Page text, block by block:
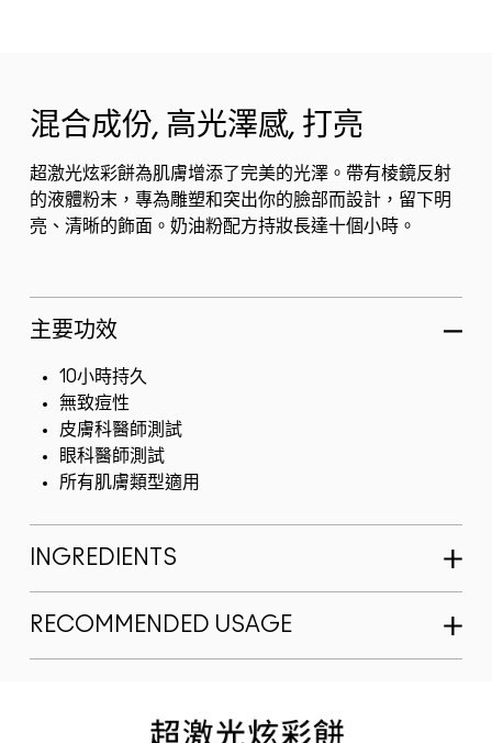
混合成份, 高光澤感, 打亮
超激光炫彩餅為肌膚增添了完美的光澤。帶有棱鏡反射
的液體粉末，專為雕塑和突出你的臉部而設計，留下明
亮、清晰的飾面。奶油粉配方持妝長達十個小時。
主要功效
10小時持久
無致痘性
皮膚科醫師測試
眼科醫師測試
所有肌膚類型適用
INGREDIENTS
RECOMMENDED USAGE